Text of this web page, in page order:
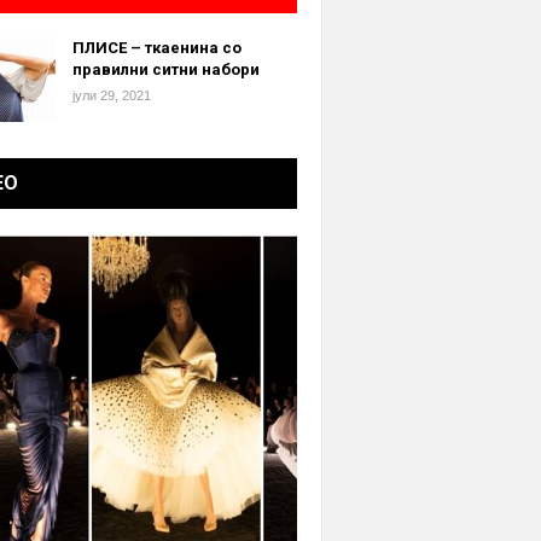
ПЛИСЕ – ткаенина со
правилни ситни набори
јули 29, 2021